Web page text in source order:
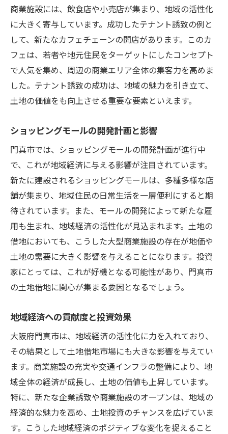
商業施設には、飲食店や小売店が集まり、地域の活性化
に大きく寄与しています。成功したテナント誘致の例と
して、新たなカフェチェーンの開店があります。このカ
フェは、若者や地元住民をターゲットにしたコンセプト
で人気を集め、周辺の商業エリア全体の集客力を高めま
した。テナント誘致の成功は、地域の魅力を引き立て、
土地の価値をも向上させる重要な要素といえます。
ショッピングモールの開発計画と影響
門真市では、ショッピングモールの開発計画が進行中
で、これが地域経済に与える影響が注目されています。
新たに建設されるショッピングモールは、多種多様な店
舗が集まり、地域住民の日常生活を一層便利にすると期
待されています。また、モールの開発によって新たな雇
用も生まれ、地域経済の活性化が見込まれます。土地の
借地においても、こうした大型商業施設の存在が地価や
土地の需要に大きく影響を与えることになります。投資
家にとっては、これが好機となる可能性があり、門真市
の土地借地に関心が集まる要因となるでしょう。
地域経済への貢献度と投資効果
大阪府門真市は、地域経済の活性化に力を入れており、
その結果として土地借地市場にも大きな影響を与えてい
ます。商業施設の充実や交通インフラの整備により、地
域全体の経済が成長し、土地の価値も上昇しています。
特に、新たな企業誘致や商業施設のオープンは、地域の
経済的な魅力を高め、土地投資のチャンスを広げていま
す。こうした地域経済のポジティブな変化を捉えること